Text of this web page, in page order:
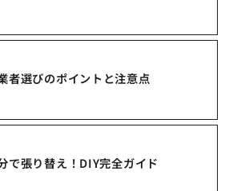
者選びのポイントと注意点
で張り替え！DIY完全ガイド